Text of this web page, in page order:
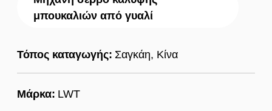
μπουκαλιών από γυαλί
Τόπος καταγωγής: Σαγκάη, Κίνα
Μάρκα: LWT